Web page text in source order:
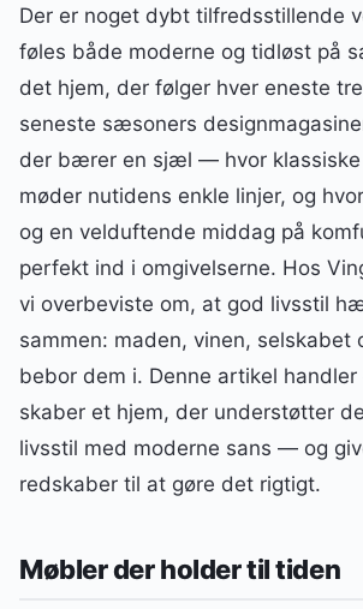
Der er noget dybt tilfredsstillende
føles både moderne og tidløst på
det hjem, der følger hver eneste
seneste sæsoners
der bærer en sjæl — hvor klassiske
møder nutidens enkle linjer, og
og en velduftende middag på
perfekt ind i omgivelserne. Hos
vi overbeviste om, at god livsstil
sammen: maden, vinen, selskabet
bebor dem i. Denne artikel
skaber et hjem, der understøtter
livsstil med moderne sans — og
redskaber til at gøre det rigtigt.
Møbler der holder til tiden